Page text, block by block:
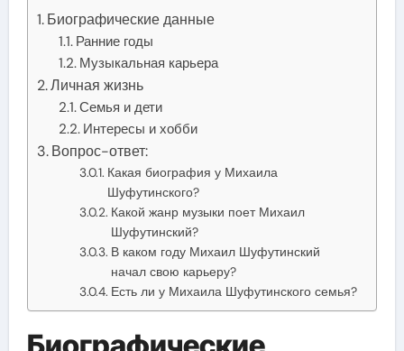
Биографические данные
Ранние годы
Музыкальная карьера
Личная жизнь
Семья и дети
Интересы и хобби
Вопрос-ответ:
Какая биография у Михаила
Шуфутинского?
Какой жанр музыки поет Михаил
Шуфутинский?
В каком году Михаил Шуфутинский
начал свою карьеру?
Есть ли у Михаила Шуфутинского семья?